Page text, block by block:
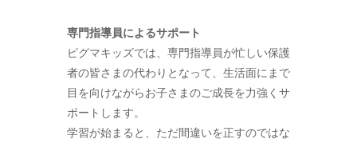
専門指導員によるサポート
ピグマキッズでは、専門指導員が忙しい保護
者の皆さまの代わりとなって、生活面にまで
目を向けながらお子さまのご成長を力強くサ
ポートします。
学習が始まると、ただ間違いを正すのではな